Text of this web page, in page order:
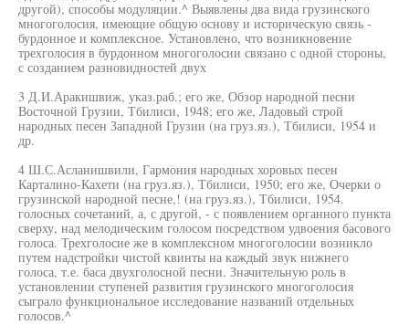
другой), способы модуляции.^ Выявлены два вида грузинского
многоголосия, имеющие общую основу и историческую связь -
бурдонное и комплексное. Установлено, что возникновение
трехголосия в бурдонном многоголосии связано с одной стороны,
с созданием разновидностей двух
3 Д.И.Аракишвиж, указ.раб.; его же, Обзор народной песни
Восточной Грузии, Тбилиси, 1948; его же, Ладовый строй
народных песен Западной Грузии (на груз.яз.), Тбилиси, 1954 и
др.
4 Ш.С.Асланишвили, Гармония народных хоровых песен
Карталино-Кахети (на груз.яз.), Тбилиси, 1950; его же, Очерки о
грузинской народной песне,! (на груз.яз.), Тбилиси, 1954.
голосных сочетаний, а, с другой, - с появлением органного пункта
сверху, над мелодическим голосом посредством удвоения басового
голоса. Трехголосие же в комплексном многоголосии возникло
путем надстройки чистой квинты на каждый звук нижнего
голоса, т.е. баса двухголосной песни. Значительную роль в
установлении ступеней развития грузинского многоголосия
сыграло функциональное исследование названий отдельных
голосов.^